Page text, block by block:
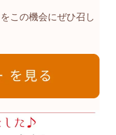
この機会にぜひ召し